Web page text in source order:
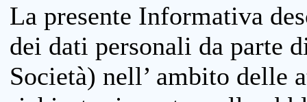
La presente Informativa
dei dati personali da parte
Società) nell’ ambito delle